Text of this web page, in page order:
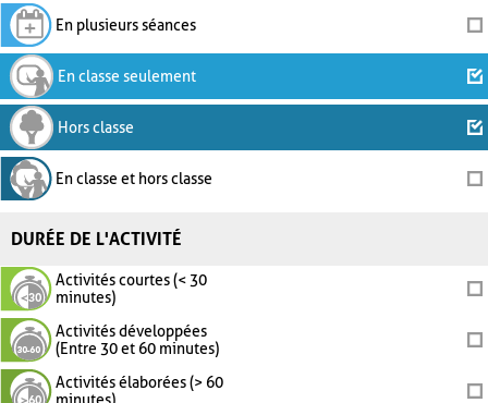
En plusieurs séances
En classe seulement
Hors classe
En classe et hors classe
DURÉE DE L'ACTIVITÉ
Activités courtes (< 30
minutes)
Activités développées
(Entre 30 et 60 minutes)
Activités élaborées (> 60